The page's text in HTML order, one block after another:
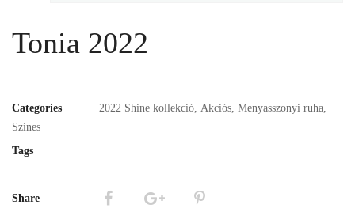
Tonia 2022
Categories 2022 Shine kollekció, Akciós, Menyasszonyi ruha,
Színes
Tags
Share